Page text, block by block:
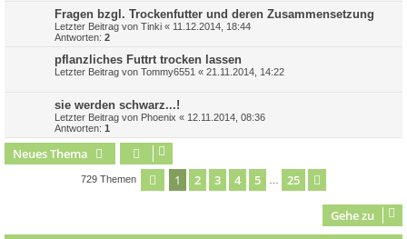
Fragen bzgl. Trockenfutter und deren Zusammensetzung
Letzter Beitrag von Tinki « 11.12.2014, 18:44
Antworten: 2
pflanzliches Futtrt trocken lassen
Letzter Beitrag von Tommy6551 « 21.11.2014, 14:22
sie werden schwarz...!
Letzter Beitrag von Phoenix « 12.11.2014, 08:36
Antworten: 1
Neues Thema
729 Themen Seite 1von 25
1 2 3 4 5 … 25
Gehe zu